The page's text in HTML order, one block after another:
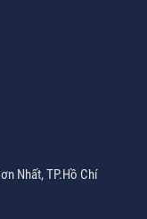
Nhất, TP.Hồ Chí